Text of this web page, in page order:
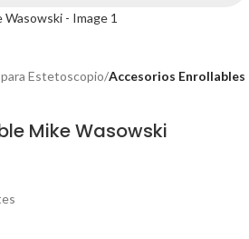
Estetoscopio Accesorios Enrollables
Mike Wasowski